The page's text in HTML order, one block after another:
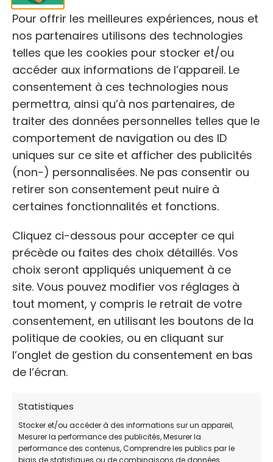
Pour offrir les meilleures expériences, nous et
nos partenaires utilisons des technologies
telles que les cookies pour stocker et/ou
accéder aux informations de l’appareil. Le
consentement à ces technologies nous
permettra, ainsi qu’à nos partenaires, de
traiter des données personnelles telles que le
comportement de navigation ou des ID
uniques sur ce site et afficher des publicités
(non-) personnalisées. Ne pas consentir ou
retirer son consentement peut nuire à
certaines fonctionnalités et fonctions.
Cliquez ci-dessous pour accepter ce qui
précède ou faites des choix détaillés. Vos
choix seront appliqués uniquement à ce
site. Vous pouvez modifier vos réglages à
tout moment, y compris le retrait de votre
consentement, en utilisant les boutons de la
politique de cookies, ou en cliquant sur
l’onglet de gestion du consentement en bas
de l’écran.
Statistiques
Stocker et/ou accéder à des informations sur un appareil,
Mesurer la performance des publicités, Mesurer la
performance des contenus, Comprendre les publics par le
biais de statistiques ou de combinaisons de données
de précarité.
✓ Consultations vétérinaires gratuites, en
collaboration avec SoliVet.
✉️ monchienmavie@free.fr
Mon Chien Ma Vie est une association basée à
Grenoble qui soutient les personnes en grande
précarité et isolement, en prenant soin de leurs
animaux de compagnie.
Cliquez pour accepter les cookies
marketing et activer ce contenu
Pour plus d'informations sur les services et les
conditions d'accès, il est recommandé de
contacter directement l'association.